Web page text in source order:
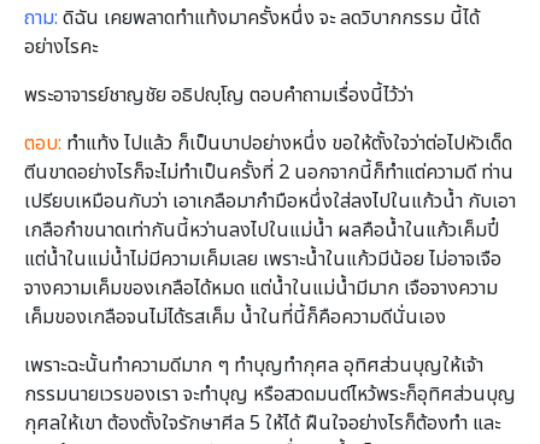
ถาม: ดิฉัน เคยพลาดทำแท้งมาครั้งหนึ่ง จะ ลดวิบากกรรม นี้ได้
อย่างไรคะ
พระอาจารย์ชาญชัย อธิปญฺโญ ตอบคำถามเรื่องนี้ไว้ว่า
ตอบ: ทำแท้ง ไปแล้ว ก็เป็นบาปอย่างหนึ่ง ขอให้ตั้งใจว่าต่อไปหัวเด็ด
ตีนขาดอย่างไรก็จะไม่ทำเป็นครั้งที่ 2 นอกจากนี้ก็ทำแต่ความดี ท่าน
เปรียบเหมือนกับว่า เอาเกลือมากำมือหนึ่งใส่ลงไปในแก้วน้ำ กับเอา
เกลือกำขนาดเท่ากันนี้หว่านลงไปในแม่น้ำ ผลคือน้ำในแก้วเค็มปี๋
แต่น้ำในแม่น้ำไม่มีความเค็มเลย เพราะน้ำในแก้วมีน้อย ไม่อาจเจือ
จางความเค็มของเกลือได้หมด แต่น้ำในแม่น้ำมีมาก เจือจางความ
เค็มของเกลือจนไม่ได้รสเค็ม น้ำในที่นี้ก็คือความดีนั่นเอง
เพราะฉะนั้นทำความดีมาก ๆ ทำบุญทำกุศล อุทิศส่วนบุญให้เจ้า
กรรมนายเวรของเรา จะทำบุญ หรือสวดมนต์ไหว้พระก็อุทิศส่วนบุญ
กุศลให้เขา ต้องตั้งใจรักษาศีล 5 ให้ได้ ฝืนใจอย่างไรก็ต้องทำ และ